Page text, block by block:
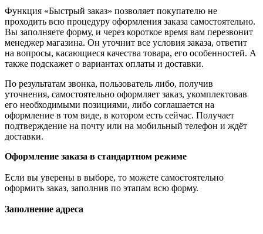
Функция «Быстрый заказ» позволяет покупателю не
проходить всю процедуру оформления заказа самостоятельно.
Вы заполняете форму, и через короткое время вам перезвонит
менеджер магазина. Он уточнит все условия заказа, ответит
на вопросы, касающиеся качества товара, его особенностей. А
также подскажет о вариантах оплаты и доставки.
По результатам звонка, пользователь либо, получив
уточнения, самостоятельно оформляет заказ, укомплектовав
его необходимыми позициями, либо соглашается на
оформление в том виде, в котором есть сейчас. Получает
подтверждение на почту или на мобильный телефон и ждёт
доставки.
Оформление заказа в стандартном режиме
Если вы уверены в выборе, то можете самостоятельно
оформить заказ, заполнив по этапам всю форму.
Заполнение адреса